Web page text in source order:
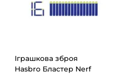
Іграшкова зброя
Hasbro Бластер Nerf